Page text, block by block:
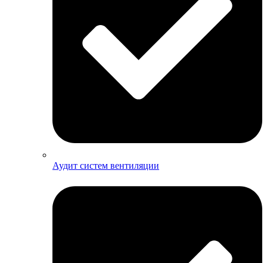
Аудит систем вентиляции